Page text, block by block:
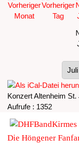
Konzert Altenheim St.
Aufrufe : 1352
Die Höngener